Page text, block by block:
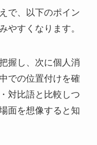
で、以下のポイン
やすくなります。
握し、次に個人消
での位置付けを確
対比語と比較しつ
面を想像すると知